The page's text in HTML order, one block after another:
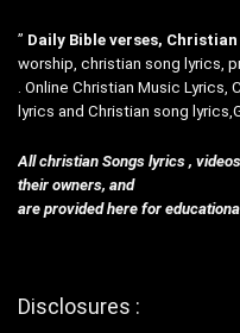
” Daily Bible verses,
worship, christian song lyrics,
. Online Christian Music Lyrics,
lyrics and Christian song
All christian Songs lyrics ,
their owners, and
are provided here for
Disclosures :